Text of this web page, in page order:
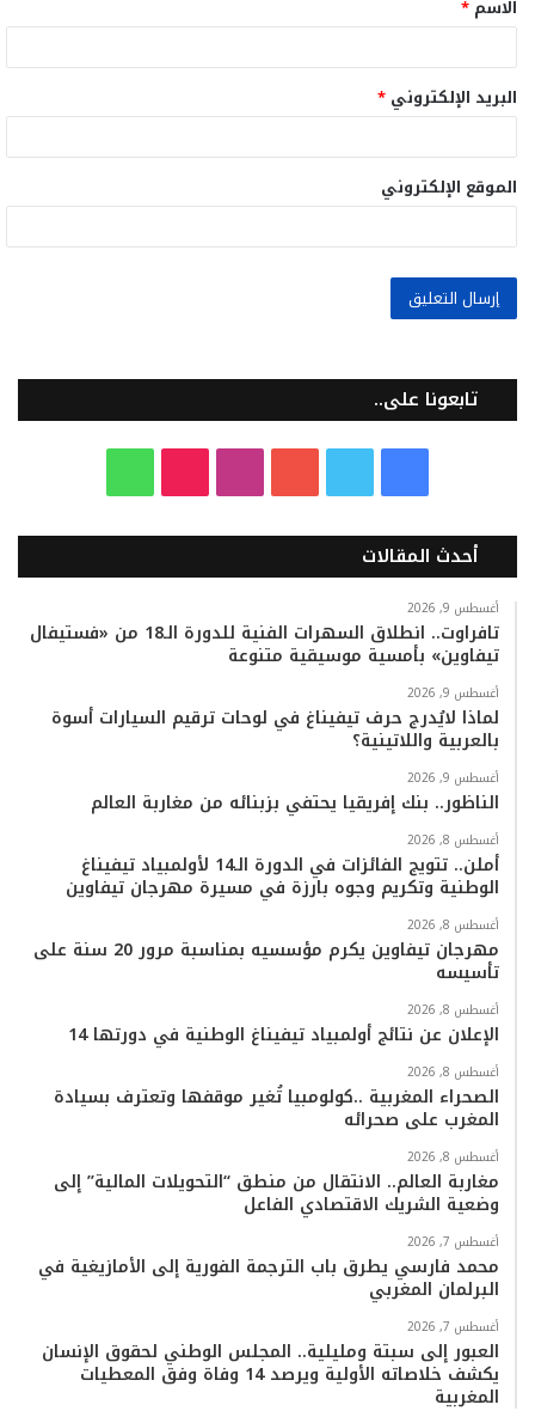
*
الاسم *
البريد الإلكتروني *
الموقع الإلكتروني
تابعونا على..
س
و
ك
ي
ر
ت
ي
و
ب
س
ت
ر
م
k
T
k
ت
ب
أحدث المقالات
أغسطس 9, 2026
تافراوت.. انطلاق السهرات الفنية للدورة الـ18 من «فستيفال
تيفاوين» بأمسية موسيقية متنوعة
أغسطس 9, 2026
لماذا لايُدرج حرف تيفيناغ في لوحات ترقيم السيارات أسوة
بالعربية واللاتينية؟
أغسطس 9, 2026
الناظور.. بنك إفريقيا يحتفي بزبنائه من مغاربة العالم
أغسطس 8, 2026
أملن.. تتويج الفائزات في الدورة الـ14 لأولمبياد تيفيناغ
الوطنية وتكريم وجوه بارزة في مسيرة مهرجان تيفاوين
أغسطس 8, 2026
مهرجان تيفاوين يكرم مؤسسيه بمناسبة مرور 20 سنة على
تأسيسه
أغسطس 8, 2026
الإعلان عن نتائج أولمبياد تيفيناغ الوطنية في دورتها 14
أغسطس 8, 2026
الصحراء المغربية ..كولومبيا تُغير موقفها وتعترف بسيادة
المغرب على صحرائه
أغسطس 8, 2026
مغاربة العالم.. الانتقال من منطق “التحويلات المالية” إلى
وضعية الشريك الاقتصادي الفاعل
أغسطس 7, 2026
محمد فارسي يطرق باب الترجمة الفورية إلى الأمازيغية في
البرلمان المغربي
أغسطس 7, 2026
العبور إلى سبتة ومليلية.. المجلس الوطني لحقوق الإنسان
يكشف خلاصاته الأولية ويرصد 14 وفاة وفق المعطيات
المغربية